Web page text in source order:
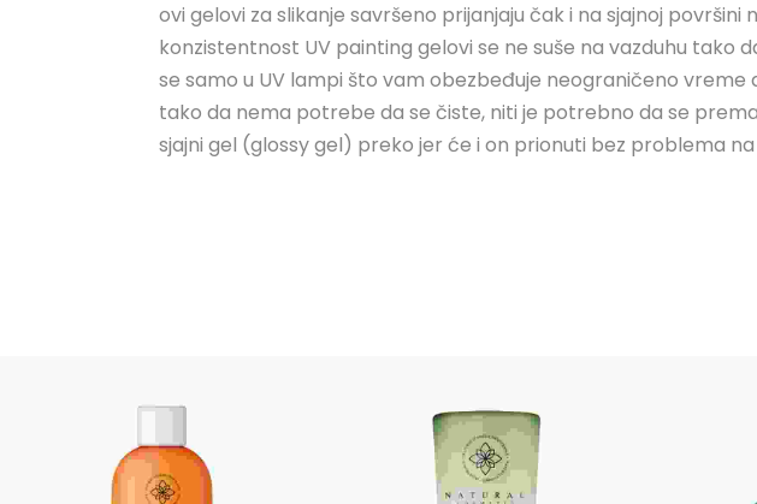
ovi gelovi za slikanje savršeno prijanjaju čak i na sjajnoj
konzistentnost UV painting gelovi se ne suše na vazduhu
se samo u UV lampi što vam obezbeđuje neograničeno vreme
tako da nema potrebe da se čiste, niti je potrebno da se
sjajni gel (glossy gel) preko jer će i on prionuti bez problema